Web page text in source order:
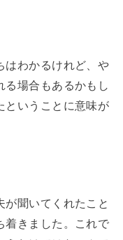
はわかるけれど、や
る場合もあるかもし
ということに意味が
が聞いてくれたこと
着きました。これで